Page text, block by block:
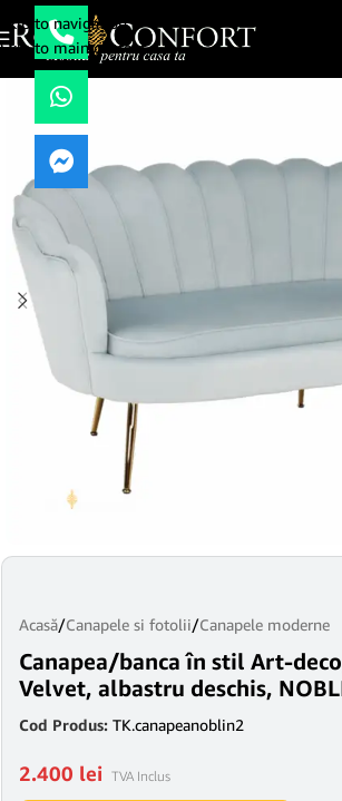
Skip to navigation
Skip to main content
Acasă/Canapele si fotolii/Canapele moderne
Canapea/banca în stil Art-
Velvet, albastru deschis,
Cod Produs: TK.canapeanoblin2
2.400 lei TVA Inclus